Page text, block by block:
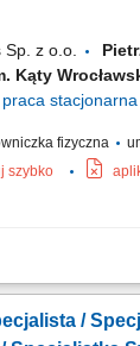
projektowymi;
z o.o.
Kąty
praca stacjonarna
fizyczna
szybko
diagnozowanie
/